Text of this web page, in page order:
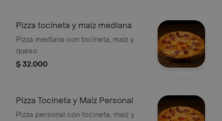
Pizza tocineta y maiz mediana
Pizza mediana con tocineta, maíz y
queso.
$ 32.000
Pizza Tocineta y Maiz Personal
Pizza personal con tocineta, maíz y